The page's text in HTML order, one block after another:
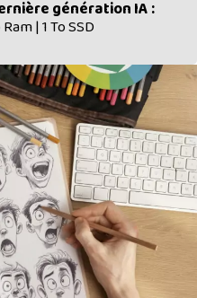
génération IA :
| 1 To SSD